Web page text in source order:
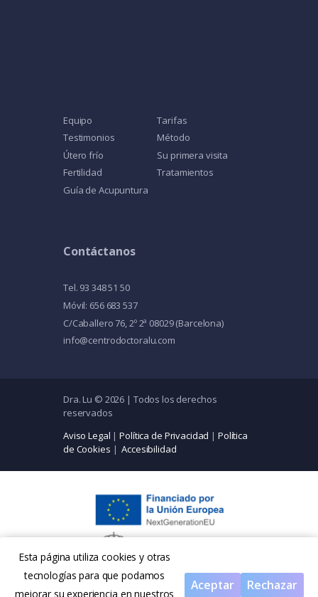
Equipo
Tarifas
Testimonios
Método
Útero frío
Su primera visita
Fertilidad
Tratamientos
Guía de Acupuntura
Contáctanos
Tel. 93 348 51 50
Móvil: 656 683 537
C/Caballero 76, 2º 2ª 08029 (Barcelona)
info@centrodoctoralu.com
Dra. Lu © 2026 | Todos los derechos
reservados
Aviso Legal |Política de Privacidad | Política
de Cookies |Accesibilidad
Esta página utiliza cookies y otras
tecnologías para que podamos
mejorar su experiencia en nuestros
Aceptar Rechazar